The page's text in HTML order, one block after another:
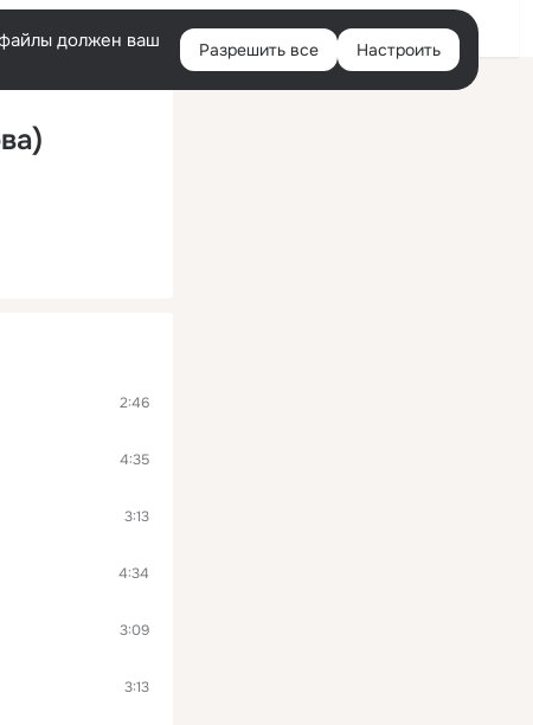
Войти
должен ваш
Разрешить все Настроить
2:46
4:35
3:13
4:34
3:09
3:13